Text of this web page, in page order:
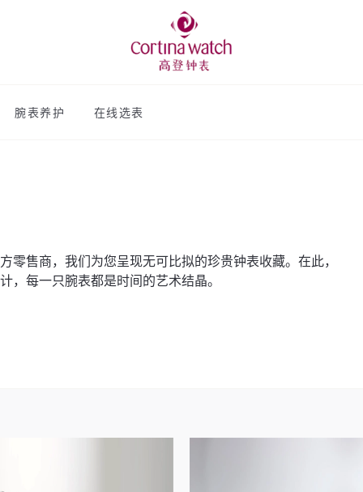
腕表养护 在线选表
售商，我们为您呈现无可比拟的珍贵钟表收藏。在此，
每一只腕表都是时间的艺术结晶。